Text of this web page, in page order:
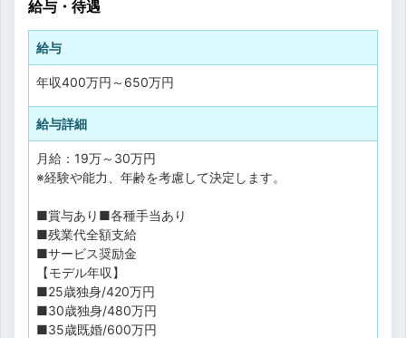
給与・待遇
給与
年収400万円 ～ 650万円
給与詳細
月給：19万～30万円
※経験や能力、年齢を考慮して決定します。
■賞与あり■各種手当あり
■残業代全額支給
■サービス奨励金
【モデル年収】
■25歳独身/420万円
■30歳独身/480万円
■35歳既婚/600万円